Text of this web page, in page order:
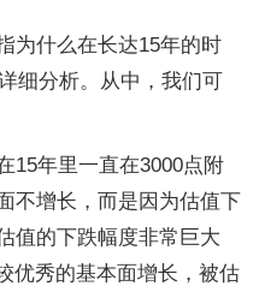
为什么在长达15年的时
细分析。从中，我们可
15年里一直在3000点附
不增长，而是因为估值下
值的下跌幅度非常巨大
优秀的基本面增长，被估